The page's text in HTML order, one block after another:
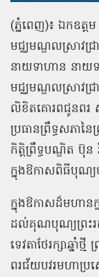
(ភ្នំពេញ)៖ ឯកឧត្ដ
មជ្ឈមណ្ឌលស្រាវជ្រ
នាយទាហាន នា
មជ្ឈមណ្ឌលស្រាវជ្រ
លិខិតគោរពជូនពរ
ប្រធានព្រឹទ្ធសភានៃ
កិត្តិព្រឹទ្ធបណ្ឌិត ប៊ុ
ក្នុងឱកាសពិធីបុណ្យចូ
ក្នុងឱកាសដ៏មហានក្
ដល់គុណបុណ្យព្រះរ
ទេវតាថែរក្សាឆ្នាំ
ពរជ័យបវរមហាប្រស